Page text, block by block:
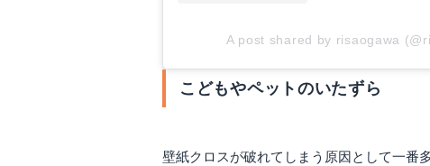
A post shared by risaogawa
こどもやペットのいたずら
壁紙クロスが破れてしまう原因として一番